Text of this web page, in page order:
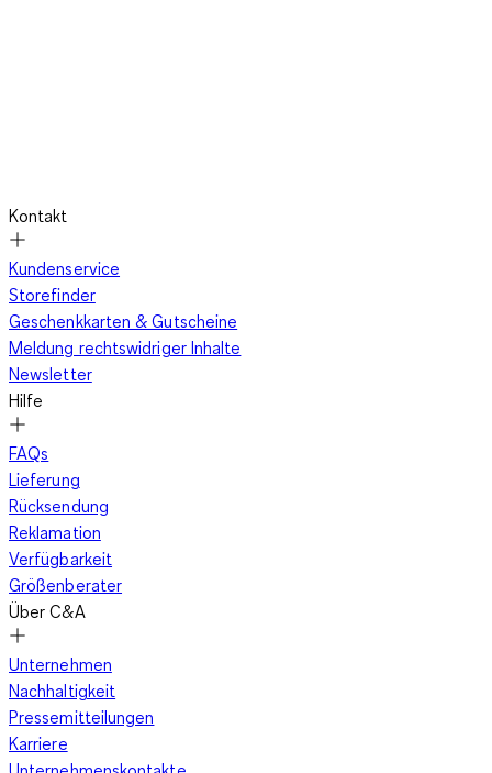
Kontakt
Kundenservice
Storefinder
Geschenkkarten & Gutscheine
Meldung rechtswidriger Inhalte
Newsletter
Hilfe
FAQs
Lieferung
Rücksendung
Reklamation
Verfügbarkeit
Größenberater
Über C&A
Unternehmen
Nachhaltigkeit
Pressemitteilungen
Karriere